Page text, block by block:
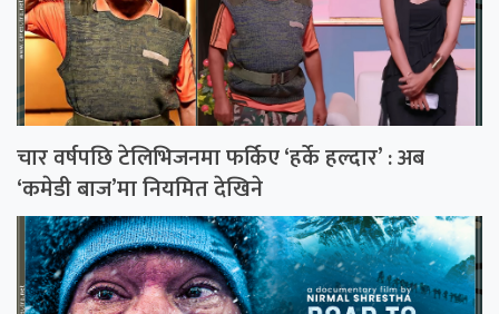
चार वर्षपछि टेलिभिजनमा फर्किए ‘हर्के हल्दार’ : अब
‘कमेडी बाज’मा नियमित देखिने